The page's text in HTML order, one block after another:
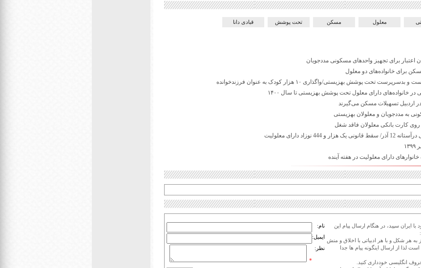
معلول مسکن تحت پوشش قبادی دانا
برای خانواده‌های دو معلول
در خانواده‌های دارای معلول تحت پوشش بهزیستی تا سال ۱۴۰۰
اردبیل تسهیلات مسکن می‌گیرند
نوزاد دارای معلولیت
ایران سپید، در هنگام ارسال پیام این
به هر شکل و با هر ادبیاتی با اخلاق و منش
لذا از ارسال اینگونه پیام ها جدا
نام:
ایمیل:
نظر:
*